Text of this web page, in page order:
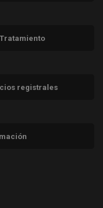
registrales